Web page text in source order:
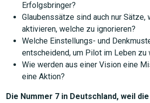
Erfolgsbringer?
Glaubenssätze sind auch nur
aktivieren, welche zu ignorieren?
Welche Einstellungs- und
entscheidend, um Pilot im Leben zu
Wie werden aus einer Vision eine
eine Aktion?
Die Nummer 7 in Deutschland, weil